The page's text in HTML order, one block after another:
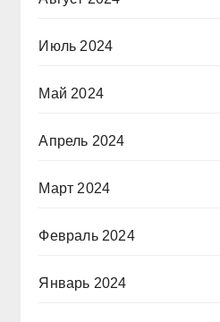
Июль 2024
Май 2024
Апрель 2024
Март 2024
Февраль 2024
Январь 2024